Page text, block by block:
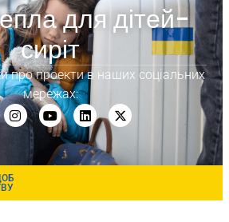
для дітей-
сиріт
про проекти в наших соціальних
мережах: